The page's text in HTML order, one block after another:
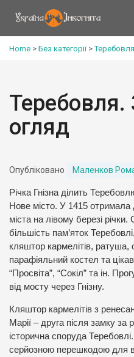
Home > Без категорії>
Теребовля.
огляд
Опубліковано Маленков
Річка Гнізна ділить
Нове місто. У 1415 отримала
міста на лівому березі
більшість пам’яток
кляштор кармелітів, ратуша,
парафіяльний костел та
“Просвіта”, “Сокіл” та ін.
від мосту через Гнізну.
Кляштор кармелітів з
Марії – друга після замку за
історична споруда
серйозною перешкодою для